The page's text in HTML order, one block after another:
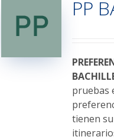
Las
opciones
elegir
en
la
página
de
producto
PP
pruebas
tienen